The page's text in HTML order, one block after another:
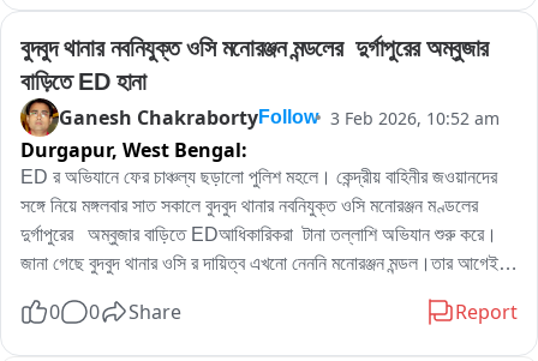
বুদবুদ থানার নবনিযুক্ত ওসি মনোরঞ্জন মন্ডলের  দুর্গাপুরের অম্বুজার
বাড়িতে ED হানা
Ganesh ChakrabortyFollow 3 Feb 2026, 10:52 am
Durgapur, West Bengal:
ED র অভিযানে ফের চাঞ্চল্য ছড়ালো পুলিশ মহলে। কেন্দ্রীয় বাহিনীর জওয়ানদের
সঙ্গে নিয়ে মঙ্গলবার সাত সকালে বুদবুদ থানার নবনিযুক্ত ওসি মনোরঞ্জন মণ্ডলের
দুর্গাপুরের   অম্বুজার বাড়িতে EDআধিকারিকরা  টানা তল্লাশি অভিযান শুরু করে।
জানা গেছে বুদবুদ থানার ওসি র দায়িত্ব এখনো নেননি মনোরঞ্জন মন্ডল।তার আগেই
বর্ধমান জেলার পুলিশ মহলে ব্যাপক চাঞ্চল্য ছড়িয়ে পড়ে। যদিও ED আধিকারিকরা
0 0 Share Report